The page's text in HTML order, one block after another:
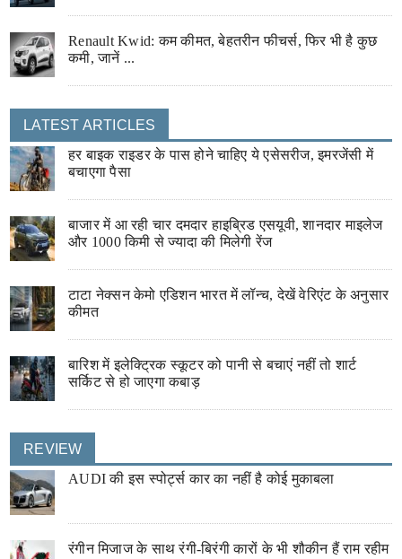
Renault Kwid: कम कीमत, बेहतरीन फीचर्स, फिर भी है कुछ
कमी, जानें ...
LATEST ARTICLES
हर बाइक राइडर के पास होने चाहिए ये एसेसरीज, इमरजेंसी में
बचाएगा पैसा
बाजार में आ रही चार दमदार हाइब्रिड एसयूवी, शानदार माइलेज
और 1000 किमी से ज्यादा की मिलेगी रेंज
टाटा नेक्सन केमो एडिशन भारत में लॉन्च, देखें वेरिएंट के अनुसार
कीमत
बारिश में इलेक्ट्रिक स्कूटर को पानी से बचाएं नहीं तो शार्ट
सर्किट से हो जाएगा कबाड़
REVIEW
AUDI की इस स्पोर्ट्स कार का नहीं है कोई मुकाबला
रंगीन मिजाज के साथ रंगी-बिरंगी कारों के भी शौकीन हैं राम रहीम